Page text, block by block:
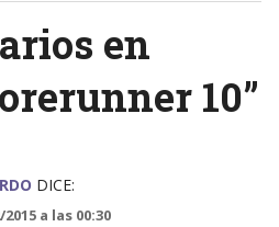
en
10”
DICE:
2015 a las 00:30